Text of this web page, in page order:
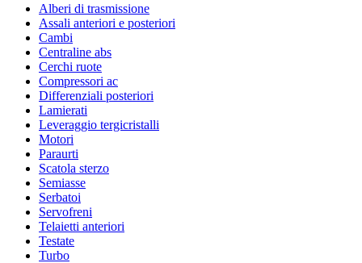
Alberi di trasmissione
Assali anteriori e posteriori
Cambi
Centraline abs
Cerchi ruote
Compressori ac
Differenziali posteriori
Lamierati
Leveraggio tergicristalli
Motori
Paraurti
Scatola sterzo
Semiasse
Serbatoi
Servofreni
Telaietti anteriori
Testate
Turbo